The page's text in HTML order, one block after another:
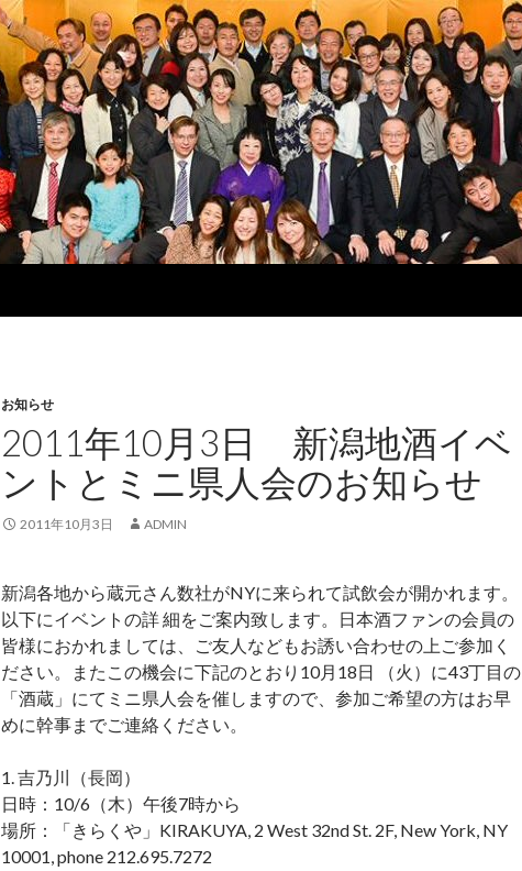
お知らせ
2011年10月3日 新潟地酒イベ
ントとミニ県人会のお知らせ
2011年10月3日 ADMIN
新潟各地から蔵元さん数社がNYに来られて試飲会が開かれます。
以下にイベントの詳 細をご案内致します。日本酒ファンの会員の
皆様におかれましては、ご友人などもお誘い合わせの上ご参加く
ださい。またこの機会に下記のとおり10月18日 （火）に43丁目の
「酒蔵」にてミニ県人会を催しますので、参加ご希望の方はお早
めに幹事までご連絡ください。
1. 吉乃川（長岡）
日時：10/6（木）午後7時から
場所：「きらくや」KIRAKUYA, 2 West 32nd St. 2F, New York, NY
10001, phone 212.695.7272